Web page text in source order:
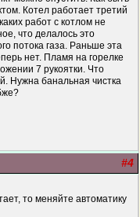
Котел работает третий
работ с котлом не
что делалось это
потока газа. Раньше эта
нет. Пламя на горелке
7 рукоятки. Что
Нужна банальная чистка
#4
то меняйте автоматику